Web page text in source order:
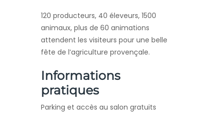
120 producteurs, 40 éleveurs, 1500
animaux, plus de 60 animations
attendent les visiteurs pour une belle
fête de l’agriculture provençale.
Informations
pratiques
Parking et accès au salon gratuits